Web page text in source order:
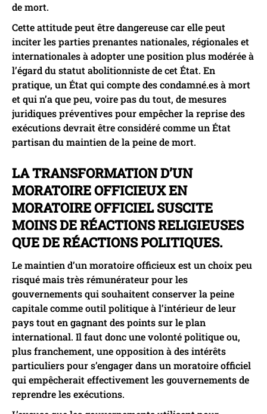
de mort.
Cette attitude peut être dangereuse car elle peut
inciter les parties prenantes nationales, régionales et
internationales à adopter une position plus modérée à
l’égard du statut abolitionniste de cet État. En
pratique, un État qui compte des condamné.es à mort
et qui n’a que peu, voire pas du tout, de mesures
juridiques préventives pour empêcher la reprise des
exécutions devrait être considéré comme un État
partisan du maintien de la peine de mort.
LA TRANSFORMATION D’UN
MORATOIRE OFFICIEUX EN
MORATOIRE OFFICIEL SUSCITE
MOINS DE RÉACTIONS RELIGIEUSES
QUE DE RÉACTIONS POLITIQUES.
Le maintien d’un moratoire officieux est un choix peu
risqué mais très rémunérateur pour les
gouvernements qui souhaitent conserver la peine
capitale comme outil politique à l’intérieur de leur
pays tout en gagnant des points sur le plan
international. Il faut donc une volonté politique ou,
plus franchement, une opposition à des intérêts
particuliers pour s’engager dans un moratoire officiel
qui empêcherait effectivement les gouvernements de
reprendre les exécutions.